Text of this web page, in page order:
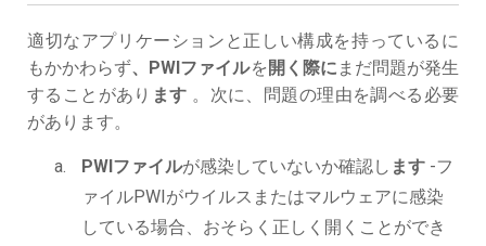
適切なアプリケーションと正しい構成を持っているに
もかかわらず、PWIファイルを 開く際に まだ問題が発生
することがあり ます 。次に、問題の理由を調べる必要
があります。
PWIファイルが感染していないか確認し ます -フ
ァイルPWIがウイルスまたはマルウェアに感染
している場合、おそらく正しく開くことができ